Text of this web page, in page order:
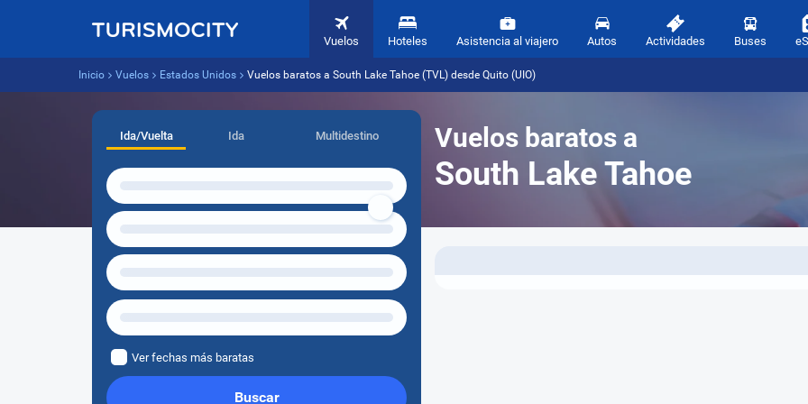
Vuelos Hoteles Asistencia al viajero Autos Actividades Buses
Inicio Vuelos Estados Unidos Vuelos baratos a South Lake Tahoe (TVL) desde Quito (UIO)
Vuelos baratos a
South Lake Tahoe
Ida/Vuelta Ida Multidestino
Ver fechas más baratas
Buscar